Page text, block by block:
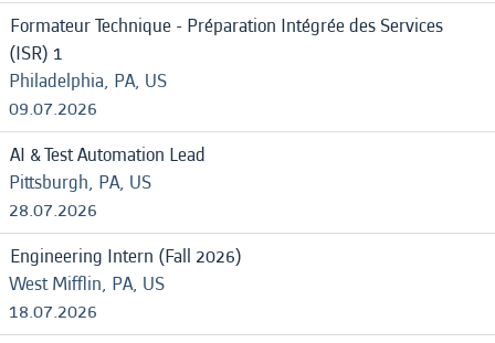
Formateur Technique - Préparation Intégrée des Services
(ISR) 1
Philadelphia, PA, US
09.07.2026
AI & Test Automation Lead
Pittsburgh, PA, US
28.07.2026
Engineering Intern (Fall 2026)
West Mifflin, PA, US
18.07.2026